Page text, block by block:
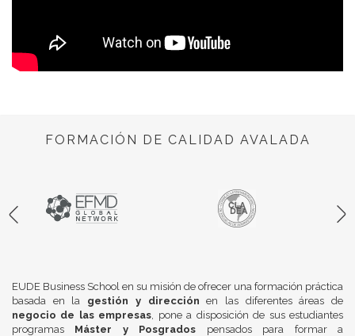
FORMACIÓN DE CALIDAD AVALADA
EUDE Business School en su misión de ofrecer una formación práctica
basada en la gestión y dirección en las diferentes áreas de
negocio de las empresas , pone a disposición de sus estudiantes
programas Máster y Posgrados pensados para formar a